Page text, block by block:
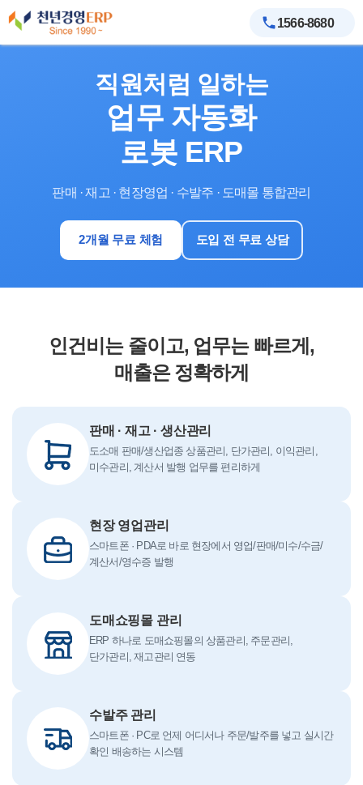
1566-8680
직원처럼 일하는
업무 자동화
로봇 ERP
판매 · 재고 · 현장영업 · 수발주 · 도매몰 통합관리
2개월 무료 체험 도입 전 무료 상담
인건비는 줄이고, 업무는 빠르게,
매출은 정확하게
판매 · 재고 · 생산관리
도소매 판매/생산업종 상품관리, 단가관리, 이익관리,
미수관리, 계산서 발행 업무를 편리하게
현장 영업관리
스마트폰 · PDA로 바로 현장에서 영업/판매/미수/수금/
계산서/영수증 발행
도매쇼핑몰 관리
ERP 하나로 도매쇼핑몰의 상품관리, 주문관리,
단가관리, 재고관리 연동
수발주 관리
스마트폰 · PC로 언제 어디서나 주문/발주를 넣고 실시간
확인 배송하는 시스템